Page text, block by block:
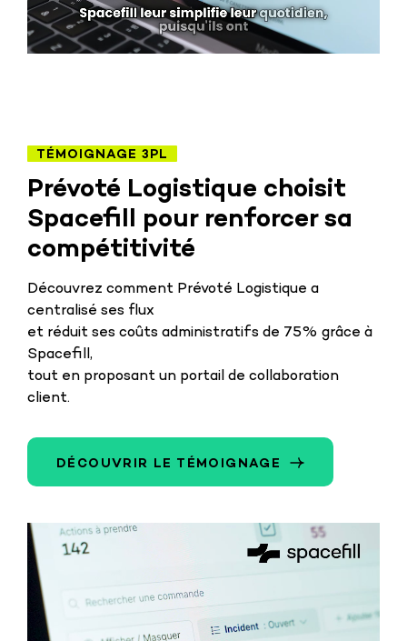
TÉMOIGNAGE 3PL
Prévoté Logistique choisit
Spacefill pour renforcer sa
compétitivité
Découvrez comment Prévoté Logistique a
centralisé ses flux
et réduit ses coûts administratifs de 75% grâce à
Spacefill,
tout en proposant un portail de collaboration
client.
DÉCOUVRIR LE TÉMOIGNAGE